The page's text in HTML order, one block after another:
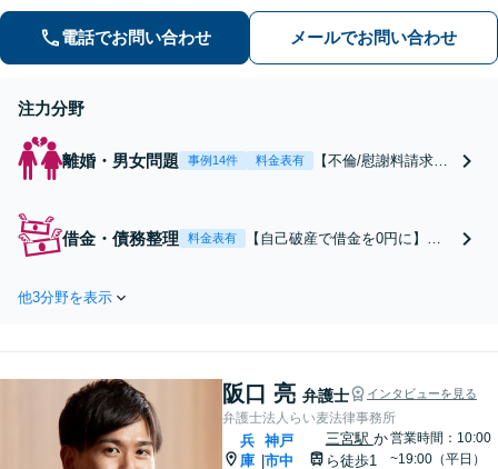
対応(法律相談は完全予約制)】各分野で
専門性の高い弁護士が寄り添い解決を
電話でお問い合わせ メールでお問い合わせ
注力分野
離婚・男女問題 事例14件 料金表有
【不倫/慰謝料請求に
談は毎月100件以上、
倫相談は初回0円】
【兵庫県全域対応】
借金・債務整理 料金表有
【自己破産で借金を0円に】
初回相談料は0円。任意整理や
夜間も相談受付】【費用の分割
払い可】
他3分野を表示
阪口 亮 弁護士 インタビューを見る
弁護士法人らい麦法律事務所
兵
庫 |
神戸
市中
三宮駅 か
ら徒歩1
営業時間：10:00
~19:00（平日）